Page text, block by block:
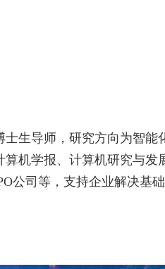
生导师，研究方向为智能
机学报、计算机研究与发
公司等，支持企业解决基